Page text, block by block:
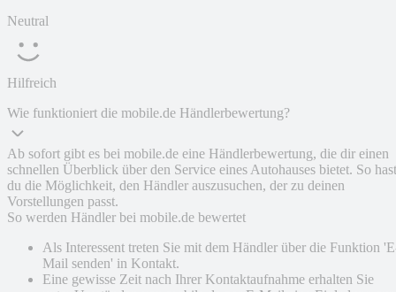
Neutral
Hilfreich
Wie funktioniert die mobile.de Händlerbewertung?
Ab sofort gibt es bei mobile.de eine Händlerbewertung, die dir einen
schnellen Überblick über den Service eines Autohauses bietet. So hast
du die Möglichkeit, den Händler auszusuchen, der zu deinen
Vorstellungen passt.
So werden Händler bei mobile.de bewertet
Als Interessent treten Sie mit dem Händler über die Funktion
Mail senden' in Kontakt.
Eine gewisse Zeit nach Ihrer Kontaktaufnahme erhalten Sie